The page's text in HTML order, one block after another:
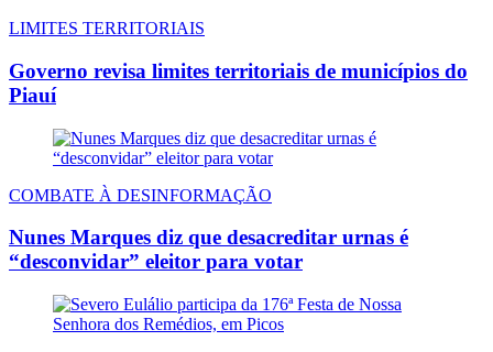
LIMITES TERRITORIAIS
Governo revisa limites territoriais de municípios do
Piauí
COMBATE À DESINFORMAÇÃO
Nunes Marques diz que desacreditar urnas é
“desconvidar” eleitor para votar